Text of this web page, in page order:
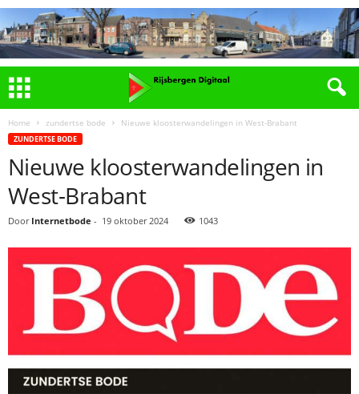
Home zundertse bode Nieuwe kloosterwandelingen in West-Brabant
ZUNDERTSE BODE
Nieuwe kloosterwandelingen in
West-Brabant
Door Internetbode - 19 oktober 2024 1043